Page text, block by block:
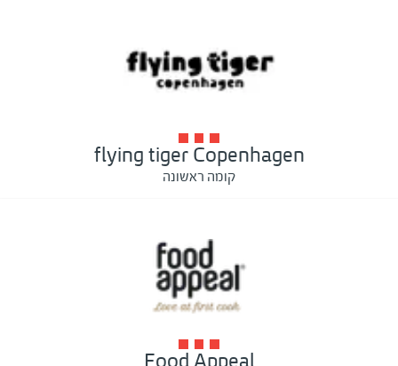
flying tiger Copenhagen
קומה ראשונה
Food Appeal